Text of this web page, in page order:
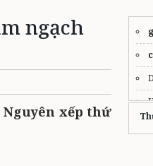
ngạch
Nguyên xếp thứ